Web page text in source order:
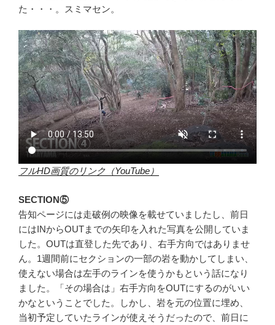
た・・・。スミマセン。
フルHD画質のリンク（YouTube）
SECTION⑤
告知ページには走破例の映像を載せていましたし、前日
にはINからOUTまでの矢印を入れた写真を公開していま
した。OUTは直登した先であり、右手方向ではありませ
ん。1週間前にセクションの一部の岩を動かしてしまい、
使えない場合は左手のラインを使うかもという話になり
ました。「その場合は」右手方向をOUTにするのがいい
かなということでした。しかし、岩を元の位置に埋め、
当初予定していたラインが使えそうだったので、前日に